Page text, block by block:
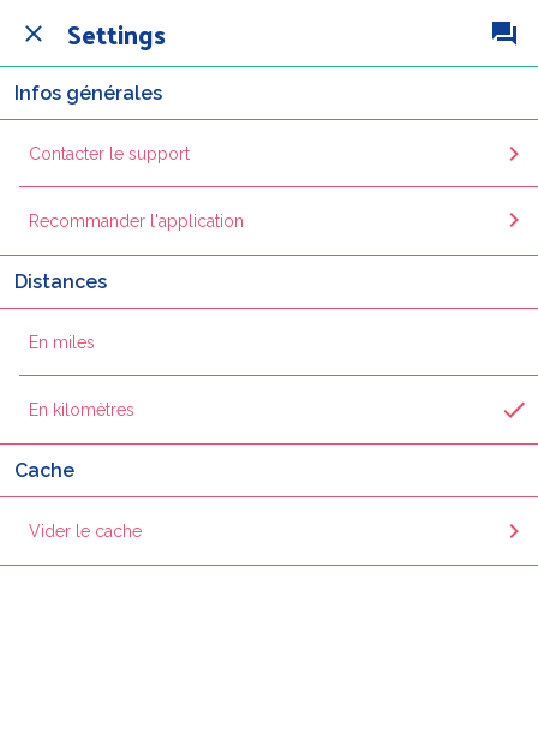
Settings
Infos générales
Contacter le support
Recommander l'application
Distances
En miles
En kilomètres
Cache
Vider le cache